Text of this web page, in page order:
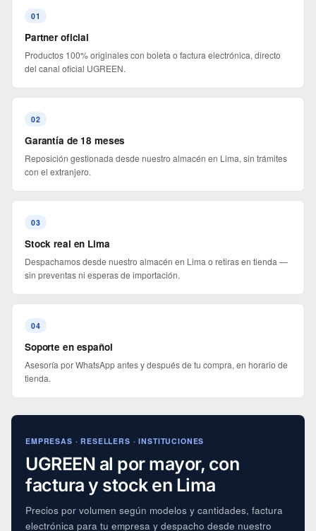
01
Partner oficial
Productos 100% originales con boleta o factura electrónica, directo
del canal oficial UGREEN.
02
Garantía de 18 meses
Reposición gestionada desde nuestro almacén en Lima, sin trámites
con el extranjero.
03
Stock real en Lima
Despachamos desde nuestro almacén en Lima o retiras en tienda —
sin preventas ni esperas de importación.
04
Soporte en español
Asesoría por WhatsApp antes y después de tu compra, en horario de
tienda.
EMPRESAS · RESELLERS · INSTITUCIONES
UGREEN al por mayor, con
factura y stock en Lima
Precios por volumen según modelos y cantidades, factura
electrónica para tu empresa y despacho desde nuestro